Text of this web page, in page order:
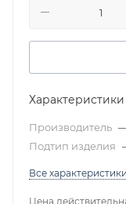
Характеристики
Производитель
Подтип изделия
Все характеристики
Цена